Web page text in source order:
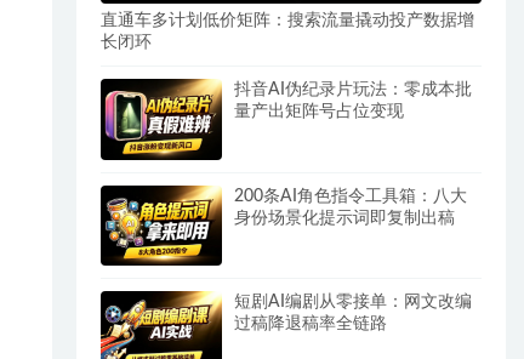
直通车多计划低价矩阵：搜索流量撬动投产数据增
长闭环
抖音AI伪纪录片玩法：零成本批
量产出矩阵号占位变现
200条AI角色指令工具箱：八大
身份场景化提示词即复制出稿
短剧AI编剧从零接单：网文改编
过稿降退稿率全链路